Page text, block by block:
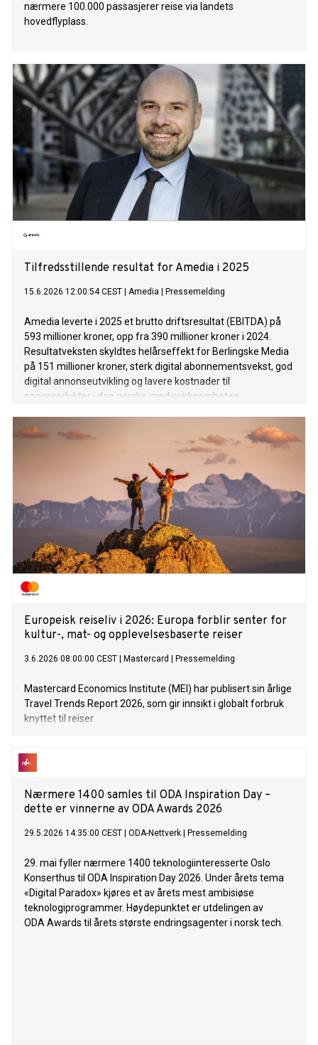
nærmere 100.000 passasjerer reise via landets
hovedflyplass.
Tilfredsstillende resultat for Amedia i 2025
15.6.2026 12:00:54 CEST Amedia Pressemelding
Amedia leverte i 2025 et brutto driftsresultat (EBITDA) på
593 millioner kroner, opp fra 390 millioner kroner i 2024.
Resultatveksten skyldtes helårseffekt for Berlingske Media
på 151 millioner kroner, sterk digital abonnementsvekst, god
digital annonseutvikling og lavere kostnader til
papirprodukter i den norske medievirksomheten.
Europeisk reiseliv i 2026: Europa forblir senter for
kultur-, mat- og opplevelsesbaserte reiser
3.6.2026 08:00:00 CEST Mastercard Pressemelding
Mastercard Economics Institute (MEI) har publisert sin årlige
Travel Trends Report 2026, som gir innsikt i globalt forbruk
knyttet til reiser.
Nærmere 1400 samles til ODA Inspiration Day –
dette er vinnerne av ODA Awards 2026
29.5.2026 14:35:00 CEST ODA-Nettverk Pressemelding
29. mai fyller nærmere 1400 teknologiinteresserte Oslo
Konserthus til ODA Inspiration Day 2026. Under årets tema
«Digital Paradox» kjøres et av årets mest ambisiøse
teknologiprogrammer. Høydepunktet er utdelingen av
ODA Awards til årets største endringsagenter i norsk tech.